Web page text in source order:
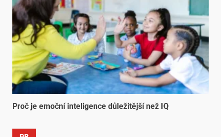
Proč je emoční inteligence důležitější než IQ